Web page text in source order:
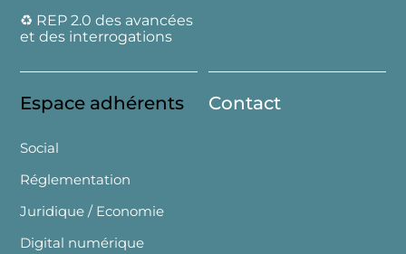
♻️ REP 2.0 des avancées
et des interrogations
Espace adhérents
Social
Réglementation
Juridique / Economie
Digital numérique
Contact